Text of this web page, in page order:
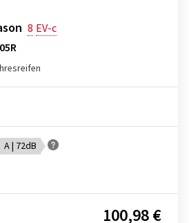
8 EV-c
A | 72dB
100,98 €